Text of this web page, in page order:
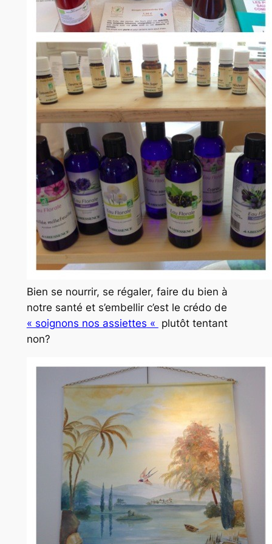
Bien se nourrir, se régaler, faire du bien à
notre santé et s’embellir c’est le crédo de
« soignons nos assiettes « plutôt tentant
non?